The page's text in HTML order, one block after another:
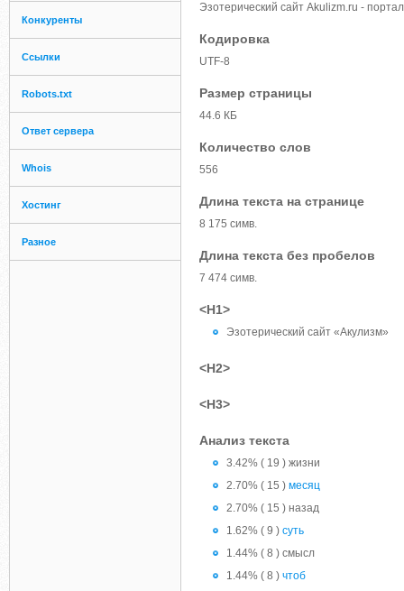
Конкуренты
Ссылки
Robots.txt
Ответ сервера
Whois
Хостинг
Разное
Эзотерический сайт Akulizm.ru -
Кодировка
UTF-8
Размер страницы
44.6 КБ
Количество слов
556
Длина текста на странице
8 175 симв.
Длина текста без пробелов
7 474 симв.
<H1>
Эзотерический сайт «Акулизм»
<H2>
<H3>
Анализ текста
3.42% ( 19 ) жизни
2.70% ( 15 ) месяц
2.70% ( 15 ) назад
1.62% ( 9 ) суть
1.44% ( 8 ) смысл
1.44% ( 8 ) чтоб